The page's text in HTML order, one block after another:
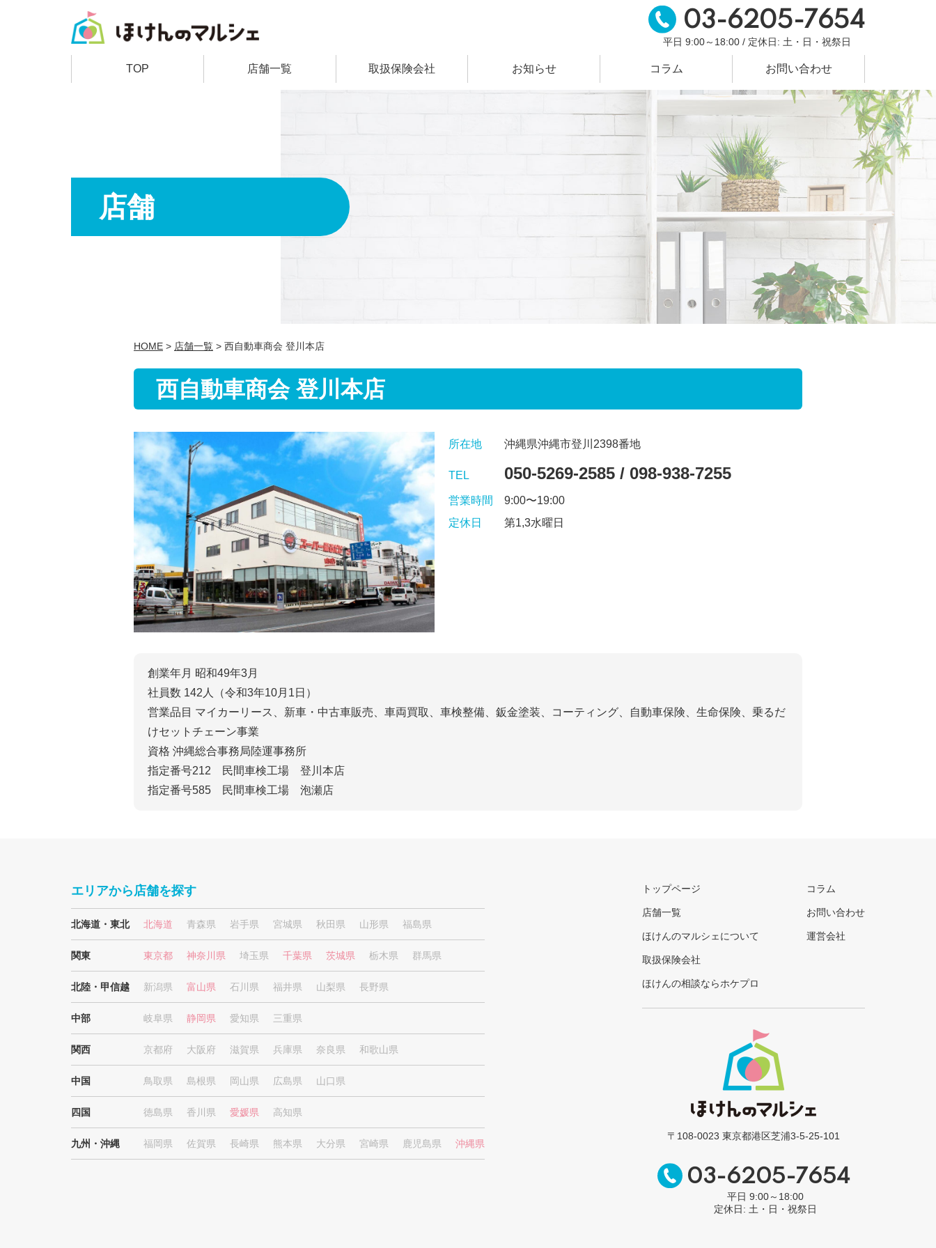
03-6205-7654
平日 9:00～18:00 / 定休日: 土・日・祝祭日
TOP 店舗一覧 取扱保険会社 お知らせ コラム お問い合わせ
店舗
HOME > 店舗一覧 > 西自動車商会 登川本店
西自動車商会 登川本店
所在地 沖縄県沖縄市登川2398番地
TEL 050-5269-2585 / 098-938-7255
営業時間
9:00〜19:00
定休日
第1,3水曜日
創業年月 昭和49年3月
社員数 142人（令和3年10月1日）
営業品目 マイカーリース、新車・中古車販売、車両買取、車検整備、鈑金塗装、コーティング、自動車保険、生命保険、乗るだ
けセットチェーン事業
資格 沖縄総合事務局陸運事務所
指定番号212 民間車検工場 登川本店
指定番号585 民間車検工場 泡瀬店
エリアから店舗を探す
北海道・東北 北海道 青森県 岩手県 宮城県 秋田県 山形県 福島県
関東 東京都 神奈川県 埼玉県 千葉県 茨城県 栃木県 群馬県
北陸・甲信越 新潟県 富山県 石川県 福井県 山梨県 長野県
中部 岐阜県 静岡県 愛知県 三重県
関西 京都府 大阪府 滋賀県 兵庫県 奈良県 和歌山県
中国 鳥取県 島根県 岡山県 広島県 山口県
四国 徳島県 香川県 愛媛県 高知県
九州・沖縄 福岡県 佐賀県 長崎県 熊本県 大分県 宮崎県 鹿児島県 沖縄県
トップページ
店舗一覧
ほけんのマルシェについて
取扱保険会社
ほけんの相談ならホケプロ
コラム
お問い合わせ
運営会社
〒108-0023 東京都港区芝浦3-5-25-101
03-6205-7654
平日 9:00～18:00
定休日: 土・日・祝祭日